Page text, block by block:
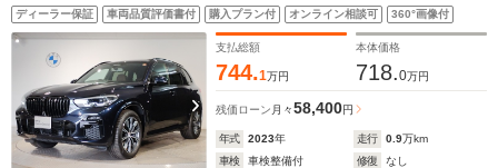
ペンション ベンチレーションシート シートヒータ
ー 保温保冷カップホルダー 全周囲カメラ 電動リヤ
ゲート HarmanKardonサウンド
ディーラー保証 車両品質評価書付 購入プラン付 オンライン相談可 360°画像付
支払総額
744.1万円
本体価格
718.0万円
残価ローン 月々58,400円
年式 2023年 走行 0.9万km
車検
車検整備付 修復
なし